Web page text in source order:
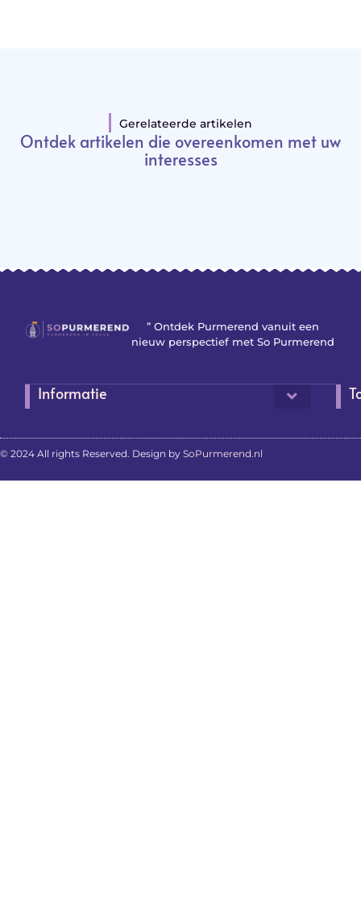
Gerelateerde artikelen
Ontdek artikelen die overeenkomen met uw
interesses
” Ontdek Purmerend vanuit een
nieuw perspectief met So Purmerend
Informatie
© 2024 All rights Reserved. Design by SoPurmerend.nl